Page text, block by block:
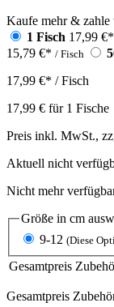
Kaufe mehr & zahle
1 Fisch 17,99 €*
15,79 €* / Fisch
17,99 €* / Fisch
17,99 € für 1 Fische
Preis inkl. MwSt.,
Aktuell nicht
Nicht mehr
Größe in cm
9-12 (Diese
Gesamtpreis
Gesamtpreis